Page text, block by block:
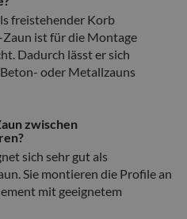
freistehender Korb
ist für die Montage
Dadurch lässt er sich
oder Metallzauns
zwischen
sich sehr gut als
Sie montieren die Profile an
mit geeignetem